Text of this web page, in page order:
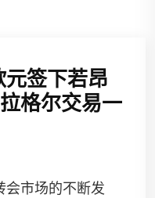
签下若昂
格尔交易一
会市场的不断发